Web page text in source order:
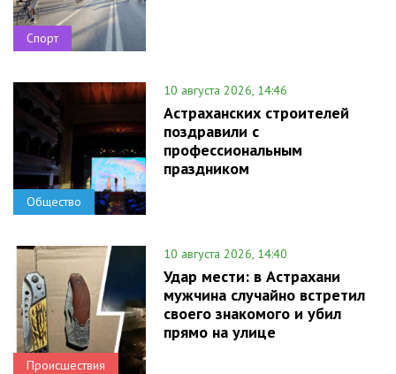
Спорт
Общество
10 августа 2026, 14:46
Астраханских строителей
поздравили с
профессиональным
праздником
Происшествия
10 августа 2026, 14:40
Удар мести: в Астрахани
мужчина случайно встретил
своего знакомого и убил
прямо на улице